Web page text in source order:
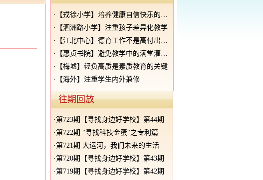
·
【戎徐小学】培养健康自信快乐的学生
·
【泗洲路小学】注重孩子差异化教学
·
【江北中心】德育工作不是高付出低回报
·
【惠贞书院】避免教学中的满堂灌现象
·
【梅墟】轻负高质是素质教育的关键
·
【海外】注重学生内外兼修
往期回放
·第723期【寻找身边好学校】第44期
·第722期 "寻找科技金蛋"之专利篇
·第721期 大运河，我们未来的生活
·第720期【寻找身边好学校】第43期
·第719期【寻找身边好学校】第42期